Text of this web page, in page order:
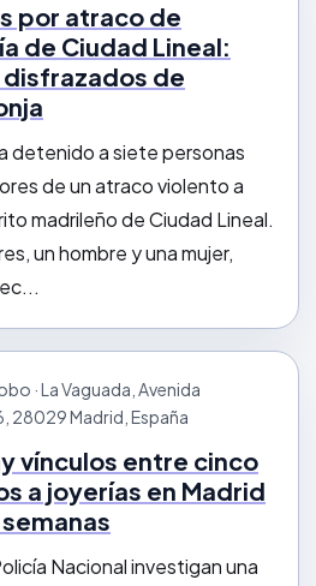
por atraco de
de Ciudad Lineal:
de
detenido a siete personas
de un atraco violento a
madrileño de Ciudad Lineal.
un hombre y una mujer,
· La Vaguada, Avenida
28029 Madrid, España
vínculos entre cinco
a joyerías en Madrid
Nacional investigan una